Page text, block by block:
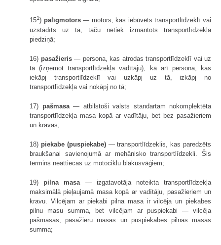
151 ) palīgmotors— motors, kas iebūvēts transportlīdzeklī vai
uzstādīts uz tā, taču netiek izmantots transportlīdzekļa
piedziņā;
16) pasažieris— persona, kas atrodas transportlīdzeklī vai uz
tā (izņemot transportlīdzekļa vadītāju), kā arī persona, kas
iekāpj transportlīdzeklī vai uzkāpj uz tā, izkāpj no
transportlīdzekļa vai nokāpj no tā;
17) pašmasa— atbilstoši valsts standartam nokomplektēta
transportlīdzekļa masa kopā ar vadītāju, bet bez pasažieriem
un kravas;
18) piekabe (puspiekabe)— transportlīdzeklis, kas paredzēts
braukšanai savienojumā ar mehānisko transportlīdzekli. Šis
termins neattiecas uz motociklu blakusvāģiem;
19) pilna masa — izgatavotāja noteikta transportlīdzekļa
maksimālā pieļaujamā masa kopā ar vadītāju, pasažieriem un
kravu. Vilcējam ar piekabi pilna masa ir vilcēja un piekabes
pilnu masu summa, bet vilcējam ar puspiekabi — vilcēja
pašmasas, pasažieru masas un puspiekabes pilnas masas
summa;